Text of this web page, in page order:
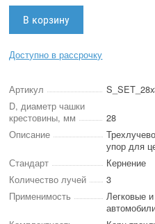
Доступно в рассрочку
Артикул
D, диаметр чашки
крестовины, мм
28
Описание
упор для
Стандарт
Кернение
Количество лучей
3
Применимость
Легковые